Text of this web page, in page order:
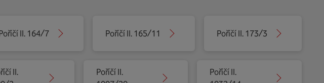
II. 164/7 Poříčí II. 165/11 Poříčí II. 173/3
II.
Poříčí II.
Poříčí II.